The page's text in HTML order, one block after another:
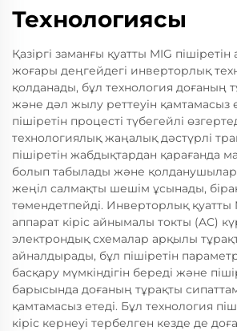
Технологиясы
Қазіргі заманғы қуатты MIG пішіретін
жоғары деңгейдегі инверторлық
қолданады, бұл технология доғаның
және дәл жылу реттеуін қамтамасыз
пішіретін процесті түбегейлі
технологиялық жаңалық дәстүрлі
пішіретін жабдықтардан қарағанда
болып табылады және
жеңіл салмақты шешім ұсынады,
төмендетпейді. Инверторлық қуатты
аппарат кіріс айнымалы токты (AC)
электрондық схемалар арқылы
айналдырады, бұл пішіретін
басқару мүмкіндігін береді және
барысында доғаның тұрақты
қамтамасыз етеді. Бұл технология
кіріс кернеуі тербелген кезде де